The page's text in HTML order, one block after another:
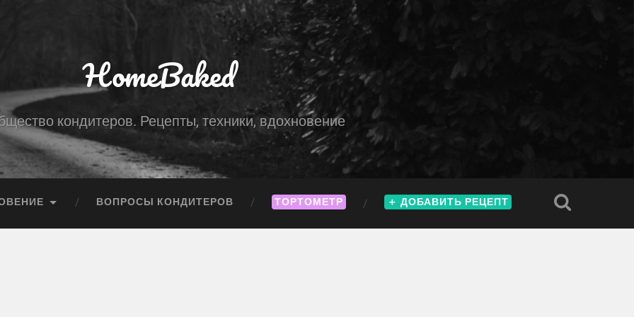
HomeBaked
кондитеров. Рецепты, техники, вдохновение
ВОПРОСЫ КОНДИТЕРОВ ТОРТОМЕТР ＋ ДОБАВИТЬ РЕЦЕПТ